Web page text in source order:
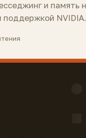
и память